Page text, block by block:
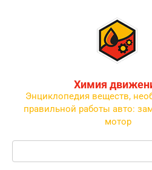
Химия
Энциклопедия веществ,
правильной работы авто:
мотор
Поиск: